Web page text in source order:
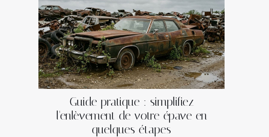
Guide pratique : simplifiez
l'enlèvement de votre épave en
quelques étapes